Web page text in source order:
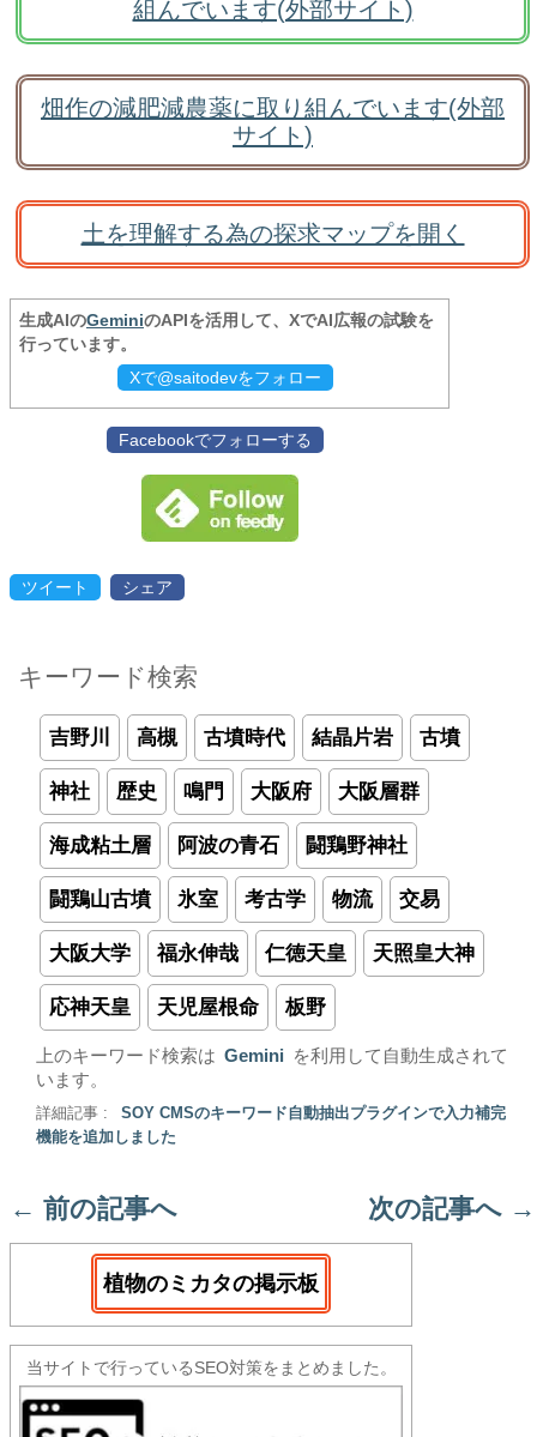
組んでいます(外部サイト)
畑作の減肥減農薬に取り組んでいます(外部
サイト)
土を理解する為の探求マップを開く
生成AIのGeminiのAPIを活用して、XでAI広報の試験を
行っています。
Xで@saitodevをフォロー
Facebookでフォローする
ツイート シェア
キーワード検索
吉野川 高槻 古墳時代 結晶片岩 古墳
神社 歴史 鳴門 大阪府 大阪層群
海成粘土層 阿波の青石 闘鶏野神社
闘鶏山古墳 氷室 考古学 物流 交易
大阪大学 福永伸哉 仁徳天皇 天照皇大神
応神天皇 天児屋根命 板野
上のキーワード検索は Gemini
を利用して自動生成されて
います。
詳細記事 :
SOY CMSのキーワード自動抽出プラグインで入力補完
機能を追加しました
← 前の記事へ 次の記事へ →
植物のミカタの掲示板
当サイトで行っているSEO対策をまとめました。